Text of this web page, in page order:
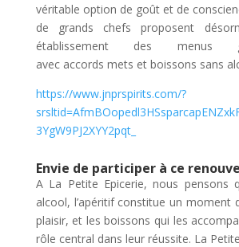
véritable option de goût et de
de grands chefs proposent
établissement des menus
avec accords mets et boissons sans
https://www.jnprspirits.com/?
3YgW9PJ2XYY2pqt_
Envie de participer à ce
A La Petite Epicerie, nous pensons
alcool, l’apéritif constitue un moment
plaisir, et les boissons qui les
rôle central dans leur réussite. La